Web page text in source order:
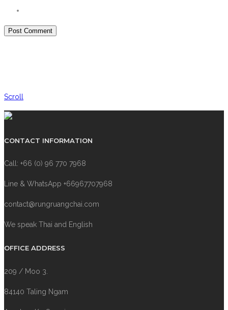
Scroll
CONTACT INFORMATION
Call: +66 (0) 96 770 7968
Line & WhatsApp +66967707968
contact@rungruangchai.com
We speak Thai and English
OFFICE ADDRESS
209 / Moo 3.
84140 Taling Ngam